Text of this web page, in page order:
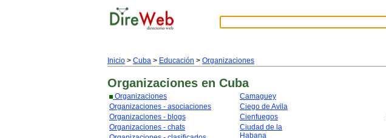
Inicio > Cuba > Educación > Organizaciones
Organizaciones en Cuba
Organizaciones
Organizaciones - asociaciones
Organizaciones - blogs
Organizaciones - chats
Camaguey
Ciego de Avila
Cienfuegos
Ciudad de la
Habana